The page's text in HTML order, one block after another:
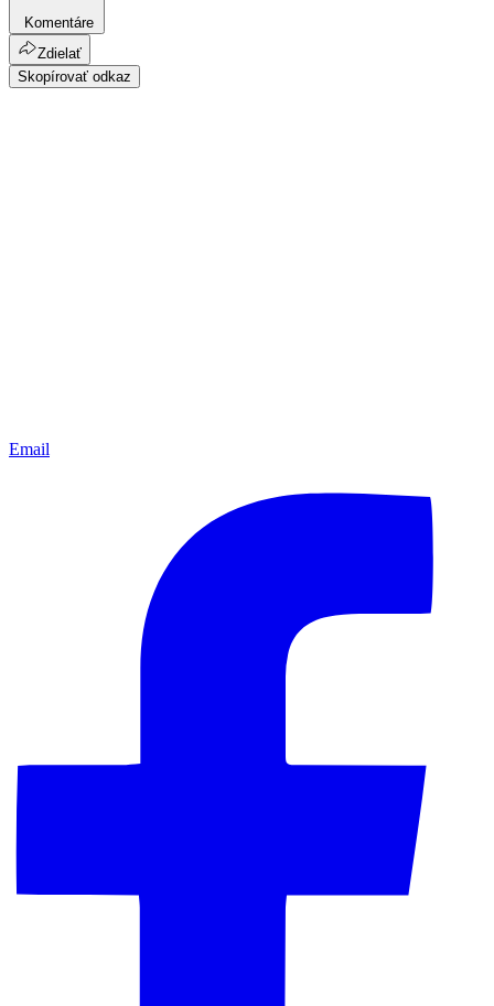
Komentáre
Zdielať
Skopírovať odkaz
Email